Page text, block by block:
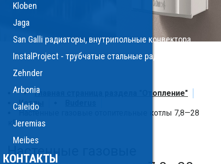
Kloben
Jaga
San Galli радиаторы, внутрипольные конвектора
InstalProject - трубчатые стальные радиаторы,
Zehnder
Arbonia
Caleido
Jeremias
Meibes
КОНТАКТЫ
Главная страница раздела "Отопление"
Котлы
Настенные газовые отопительные котлы 7,8—28
кВт
Настенные газовые